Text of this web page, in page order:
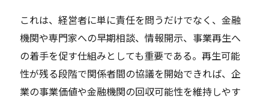
これは、経営者に単に責任を問うだけでなく、金融
機関や専門家への早期相談、情報開示、事業再生へ
の着手を促す仕組みとしても重要である。再生可能
性が残る段階で関係者間の協議を開始できれば、企
業の事業価値や金融機関の回収可能性を維持しやす